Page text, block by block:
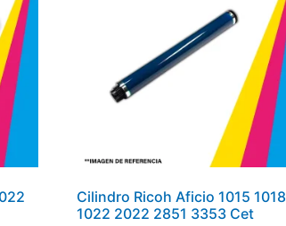
Cilindro Ricoh Aficio 1015 1018
1022 2022 2851 3353 Cet